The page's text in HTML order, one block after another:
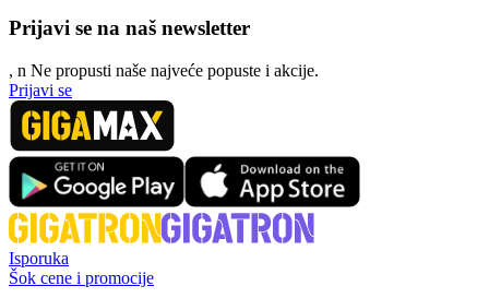
Prijavi se na naš newsletter
, n Ne propusti naše najveće popuste i akcije.
Prijavi se
Isporuka
Šok cene i promocije